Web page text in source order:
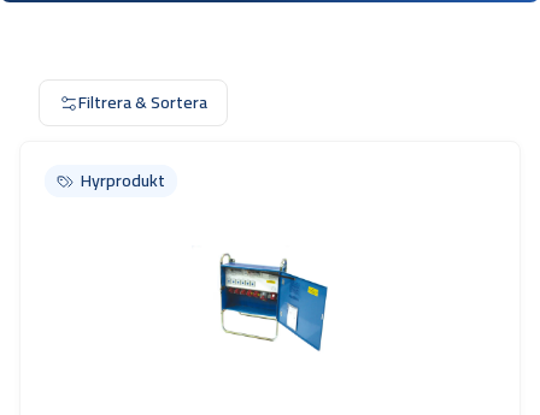
Filtrera & Sortera
Hyrprodukt
Hyrprodukt